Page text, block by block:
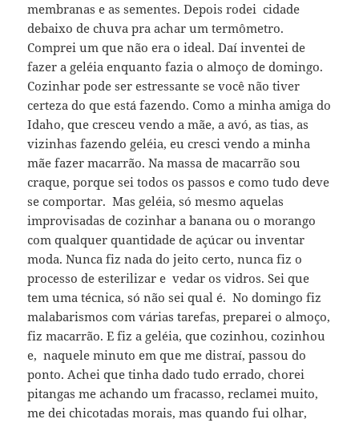
membranas e as sementes. Depois rodei cidade
debaixo de chuva pra achar um termômetro.
Comprei um que não era o ideal. Daí inventei de
fazer a geléia enquanto fazia o almoço de domingo.
Cozinhar pode ser estressante se você não tiver
certeza do que está fazendo. Como a minha amiga do
Idaho, que cresceu vendo a mãe, a avó, as tias, as
vizinhas fazendo geléia, eu cresci vendo a minha
mãe fazer macarrão. Na massa de macarrão sou
craque, porque sei todos os passos e como tudo deve
se comportar. Mas geléia, só mesmo aquelas
improvisadas de cozinhar a banana ou o morango
com qualquer quantidade de açúcar ou inventar
moda. Nunca fiz nada do jeito certo, nunca fiz o
processo de esterilizar e vedar os vidros. Sei que
tem uma técnica, só não sei qual é. No domingo fiz
malabarismos com várias tarefas, preparei o almoço,
fiz macarrão. E fiz a geléia, que cozinhou, cozinhou
e, naquele minuto em que me distraí, passou do
ponto. Achei que tinha dado tudo errado, chorei
pitangas me achando um fracasso, reclamei muito,
me dei chicotadas morais, mas quando fui olhar,